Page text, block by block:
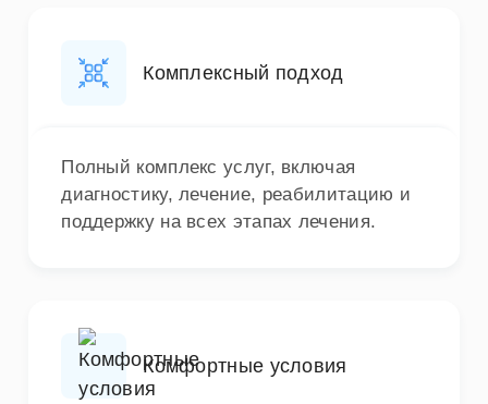
Комплексный подход
Полный комплекс услуг, включая
диагностику, лечение, реабилитацию и
поддержку на всех этапах лечения.
Комфортные условия